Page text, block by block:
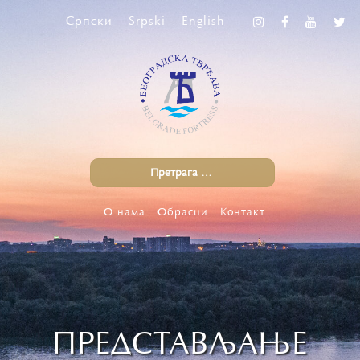
Српски Srpski English
О нама Обрасци Контакт
ПРЕДСТАВЉАЊЕ